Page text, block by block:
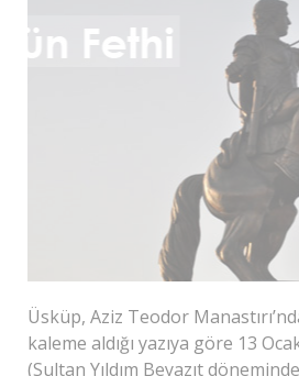
Üsküp, Aziz Teodor
kaleme aldığı yazıya göre 13
(Sultan Yıldım Beyazıt